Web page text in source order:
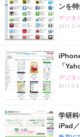
ンを
デジタ
「
デジタ
学研
iPad